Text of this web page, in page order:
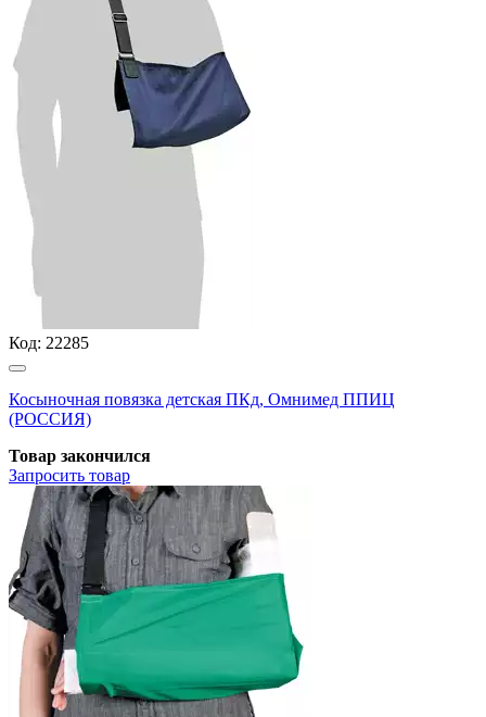
Код: 22285
Косыночная повязка детская ПКд, Омнимед ППИЦ
(РОССИЯ)
Товар закончился
Запросить товар